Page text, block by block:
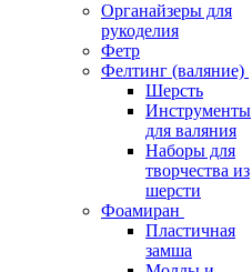
Органайзеры для
рукоделия
Фетр
Фелтинг (валяние)
Шерсть
Инструменты
для валяния
Наборы для
творчества из
шерсти
Фоамиран
Пластичная
замша